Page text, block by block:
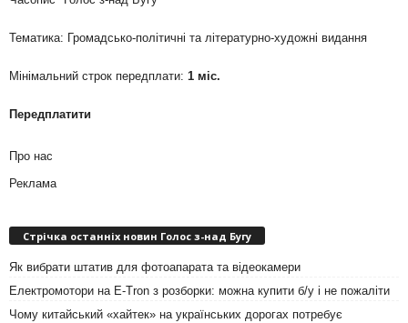
Тематика: Громадсько-політичні та літературно-художні видання
Мінімальний строк передплати: 1 міс.
Передплатити
Про нас
Реклама
Стрічка останніх новин Голос з-над Бугу
Як вибрати штатив для фотоапарата та відеокамери
Електромотори на E-Tron з розборки: можна купити б/у і не пожаліти
Чому китайський «хайтек» на українських дорогах потребує